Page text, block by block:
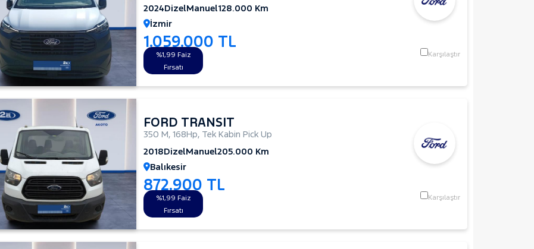
2024DizelManuel128.000 Km
İzmir
1.059.000 TL
%1,99 Faiz
Fırsatı
Karşılaştır
FORD TRANSIT
350 M, 168Hp, Tek Kabin Pick Up
2018DizelManuel205.000 Km
Balıkesir
872.900 TL
%1,99 Faiz
Fırsatı
Karşılaştır